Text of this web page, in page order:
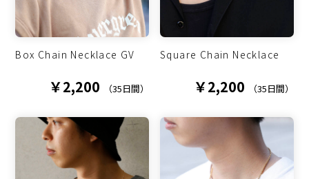
Box Chain Necklace GV
￥2,200 （35日間）
Square Chain Necklace
￥2,200 （35日間）